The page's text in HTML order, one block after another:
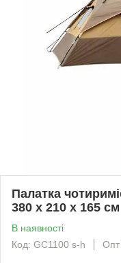
Палатка
380 х 210 х 165 см
В наявності
Код: GC1100 s-h
Опт